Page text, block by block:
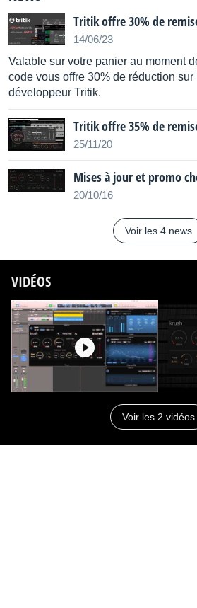
Tritik offre 30% de
14/06/23
Valable sur votre panier au moment
code vous offre 30% de réduction
développeur Tritik.
Tritik offre 35% de
25/11/20
Mises à jour et promo
20/10/16
Voir les 4 news
VIDÉOS
Voir les 2 vidéos